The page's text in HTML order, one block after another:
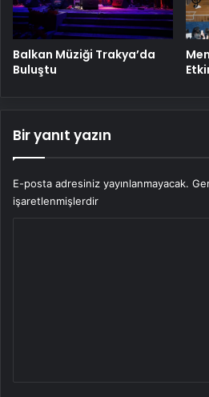
Balkan Müziği Trakya’da
Buluştu
Bir yanıt yazın
E-posta adresiniz yayınlanmayacak.
işaretlenmişlerdir